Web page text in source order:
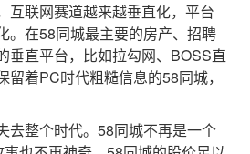
联网赛道越来越垂直化，平台
。在58同城最主要的房产、招聘
垂直平台，比如拉勾网、BOSS直
着PC时代粗糙信息的58同城，
整个时代。58同城不再是一个